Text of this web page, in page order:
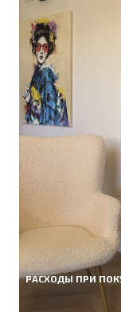
РАСХОДЫ ПРИ